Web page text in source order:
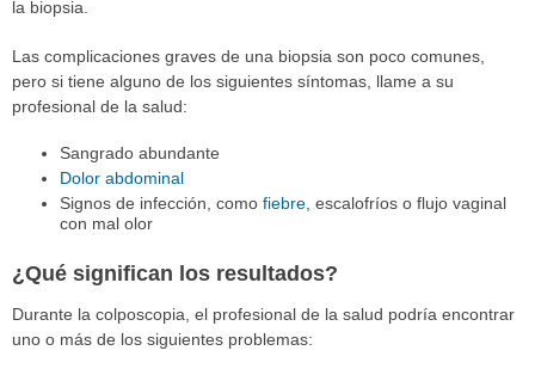
la biopsia.
Las complicaciones graves de una biopsia son poco comunes,
pero si tiene alguno de los siguientes síntomas, llame a su
profesional de la salud:
Sangrado abundante
Dolor abdominal
Signos de infección, como fiebre, escalofríos o flujo vaginal
con mal olor
¿Qué significan los resultados?
Durante la colposcopia, el profesional de la salud podría encontrar
uno o más de los siguientes problemas: